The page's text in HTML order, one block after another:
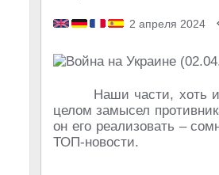
2 апреля 2024
Наши части, хоть
целом замысел
он его реализовать –
ТОП-новости.